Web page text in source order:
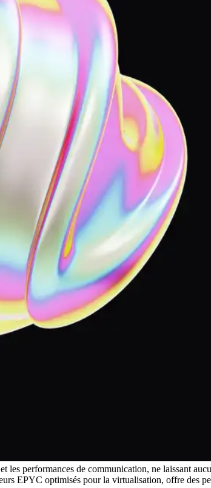
performances de communication, ne laissant
EPYC optimisés pour la virtualisation, offre des